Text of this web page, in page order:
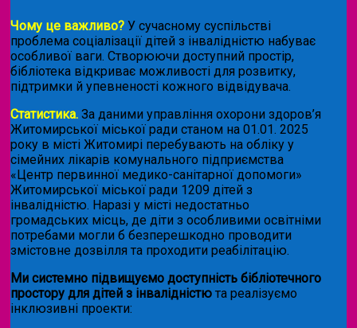
Чому це важливо? У сучасному суспільстві
проблема соціалізації дітей з інвалідністю набуває
особливої ваги. Створюючи доступний простір,
бібліотека відкриває можливості для розвитку,
підтримки й упевненості кожного відвідувача.
Статистика. За даними управління охорони здоров’я
Житомирської міської ради станом на 01.01. 2025
року в місті Житомирі перебувають на обліку у
сімейних лікарів комунального підприємства
«Центр первинної медико-санітарної допомоги»
Житомирської міської ради 1209 дітей з
інвалідністю. Наразі у місті недостатньо
громадських місць, де діти з особливими освітніми
потребами могли б безперешкодно проводити
змістовне дозвілля та проходити реабілітацію.
Ми системно підвищуємо доступність бібліотечного
простору для дітей з інвалідністю та реалізуємо
інклюзивні проекти: